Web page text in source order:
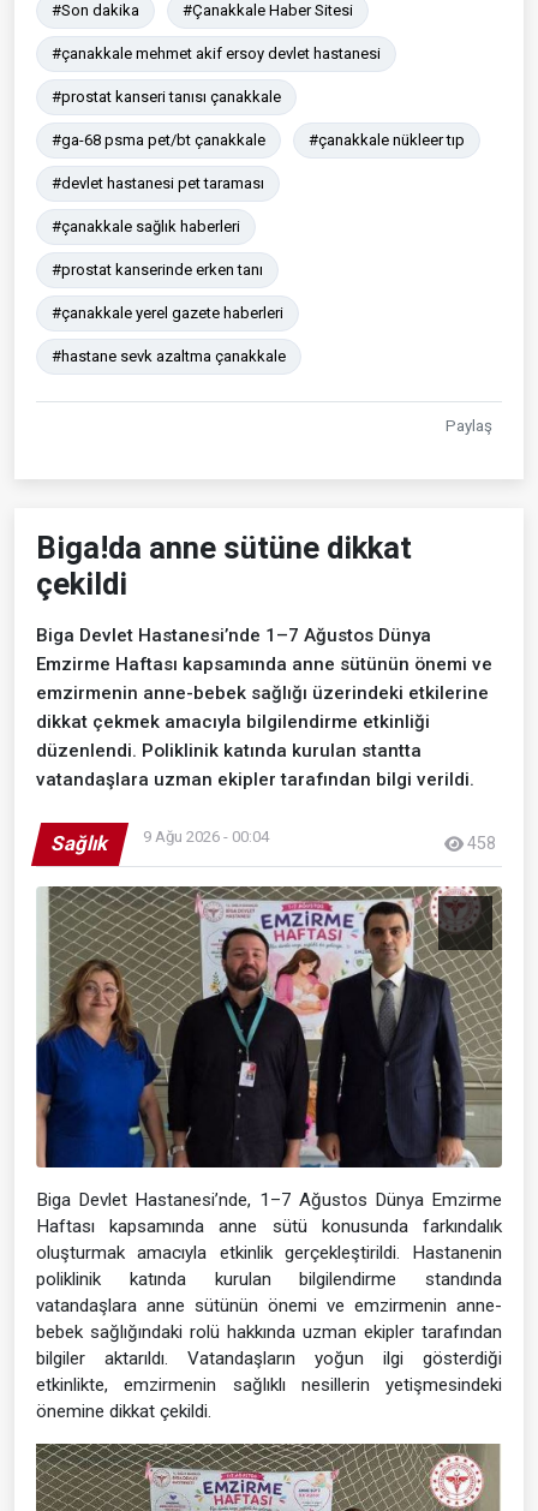
#Son dakika #Çanakkale Haber Sitesi
#çanakkale mehmet akif ersoy devlet hastanesi
#prostat kanseri tanısı çanakkale
#ga-68 psma pet/bt çanakkale #çanakkale nükleer tıp
#devlet hastanesi pet taraması
#çanakkale sağlık haberleri
#prostat kanserinde erken tanı
#çanakkale yerel gazete haberleri
#hastane sevk azaltma çanakkale
Paylaş
Biga!da anne sütüne dikkat
çekildi
Biga Devlet Hastanesi’nde 1–7 Ağustos Dünya
Emzirme Haftası kapsamında anne sütünün önemi ve
emzirmenin anne-bebek sağlığı üzerindeki etkilerine
dikkat çekmek amacıyla bilgilendirme etkinliği
düzenlendi. Poliklinik katında kurulan stantta
vatandaşlara uzman ekipler tarafından bilgi verildi.
Sağlık 9 Ağu 2026 - 00:04 458
Biga Devlet Hastanesi’nde, 1–7 Ağustos Dünya Emzirme
Haftası kapsamında anne sütü konusunda farkındalık
oluşturmak amacıyla etkinlik gerçekleştirildi. Hastanenin
poliklinik katında kurulan bilgilendirme standında
vatandaşlara anne sütünün önemi ve emzirmenin anne-
bebek sağlığındaki rolü hakkında uzman ekipler tarafından
bilgiler aktarıldı. Vatandaşların yoğun ilgi gösterdiği
etkinlikte, emzirmenin sağlıklı nesillerin yetişmesindeki
önemine dikkat çekildi.